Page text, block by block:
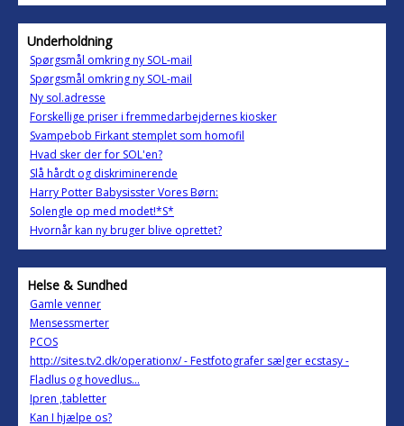
Underholdning
Spørgsmål omkring ny SOL-mail
Spørgsmål omkring ny SOL-mail
Ny sol.adresse
Forskellige priser i fremmedarbejdernes kiosker
Svampebob Firkant stemplet som homofil
Hvad sker der for SOL'en?
Slå hårdt og diskriminerende
Harry Potter Babysisster Vores Børn:
Solengle op med modet!*S*
Hvornår kan ny bruger blive oprettet?
Helse & Sundhed
Gamle venner
Mensessmerter
PCOS
http://sites.tv2.dk/operationx/ - Festfotografer sælger ecstasy -
Fladlus og hovedlus...
Ipren ,tabletter
Kan I hjælpe os?